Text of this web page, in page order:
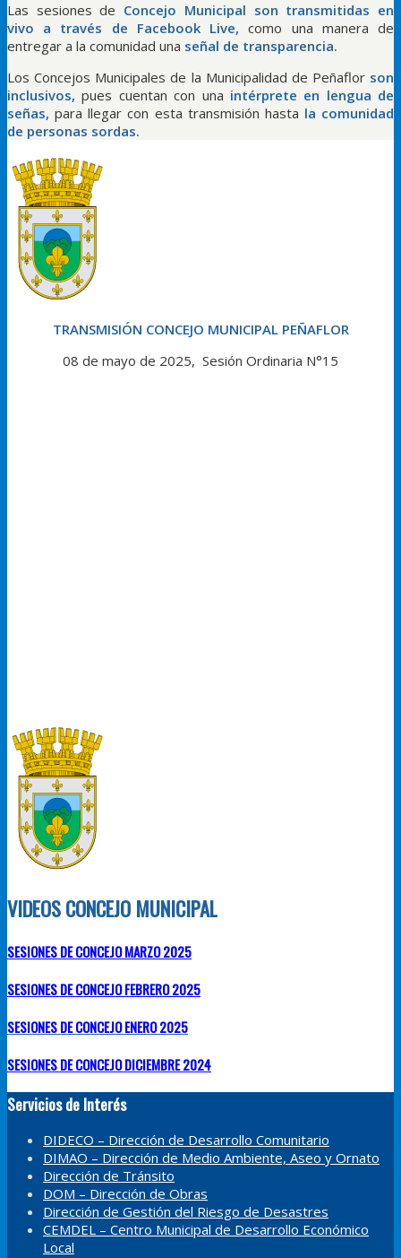
Las sesiones de Concejo Municipal son transmitidas en
vivo a través de Facebook Live, como una manera de
entregar a la comunidad una señal de transparencia.
Los Concejos Municipales de la Municipalidad de Peñaflor son
inclusivos, pues cuentan con una intérprete en lengua de
señas, para llegar con esta transmisión hasta la comunidad
de personas sordas.
TRANSMISIÓN CONCEJO MUNICIPAL PEÑAFLOR
08 de mayo de 2025, Sesión Ordinaria N°15
VIDEOS CONCEJO MUNICIPAL
SESIONES DE CONCEJO MARZO 2025
SESIONES DE CONCEJO FEBRERO 2025
SESIONES DE CONCEJO ENERO 2025
SESIONES DE CONCEJO DICIEMBRE 2024
Servicios de Interés
DIDECO – Dirección de Desarrollo Comunitario
DIMAO – Dirección de Medio Ambiente, Aseo y Ornato
Dirección de Tránsito
DOM – Dirección de Obras
Dirección de Gestión del Riesgo de Desastres
CEMDEL – Centro Municipal de Desarrollo Económico
Local